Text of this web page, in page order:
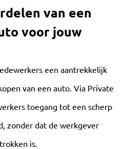
van een
voor jouw
een aantrekkelijk
van een auto. Via Private
toegang tot een scherp
zonder dat de werkgever
is.